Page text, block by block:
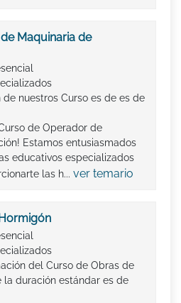
Maquinaria de
de nuestros Curso es de es de
de Operador de
Estamos entusiasmados
educativos especializados
las h... ver temario
del Curso de Obras de
la duración estándar es de